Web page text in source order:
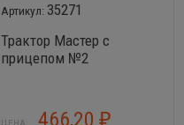
35271
Трактор Мастер с
прицепом №2
466,20 ₽